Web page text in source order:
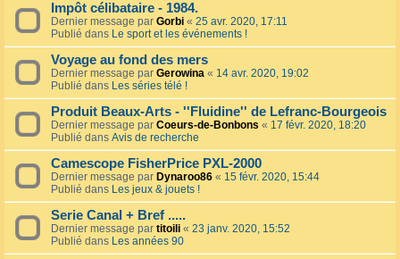
Impôt célibataire - 1984.
Dernier message par Gorbi « 25 avr. 2020, 17:11
Publié dans Le sport et les événements !
Voyage au fond des mers
Dernier message par Gerowina « 14 avr. 2020, 19:02
Publié dans Les séries télé !
Produit Beaux-Arts - ''Fluidine'' de Lefranc-Bourgeois
Dernier message par Coeurs-de-Bonbons « 17 févr. 2020, 18:20
Publié dans Avis de recherche
Camescope FisherPrice PXL-2000
Dernier message par Dynaroo86 « 15 févr. 2020, 15:44
Publié dans Les jeux & jouets !
Serie Canal + Bref .....
Dernier message par titoili « 23 janv. 2020, 15:52
Publié dans Les années 90